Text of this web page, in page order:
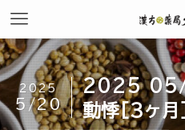
2025 05/
動悸[3ヶ
2025
5/20